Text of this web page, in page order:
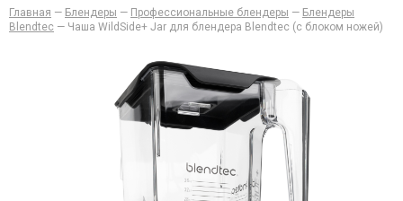
Главная — Блендеры — Профессиональные блендеры — Блендеры
Blendtec — Чаша WildSide+ Jar для блендера Blendtec (с блоком ножей)